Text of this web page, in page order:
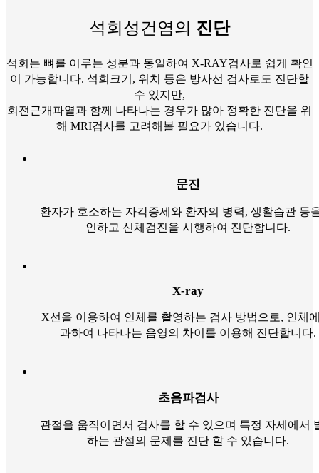
석회성건염의 진단
석회는 뼈를 이루는 성분과 동일하여 X-RAY검사로 쉽게 확인
이 가능합니다. 석회크기, 위치 등은 방사선 검사로도 진단할
수 있지만,
회전근개파열과 함께 나타나는 경우가 많아 정확한 진단을 위
해 MRI검사를 고려해볼 필요가 있습니다.
문진
환자가 호소하는 자각증세와 환자의 병력, 생활습관 등
인하고 신체검진을 시행하여 진단합니다.
X-ray
X선을 이용하여 인체를 촬영하는 검사 방법으로, 인체
과하여 나타나는 음영의 차이를 이용해 진단합니다.
초음파검사
관절을 움직이면서 검사를 할 수 있으며 특정 자세에서
하는 관절의 문제를 진단 할 수 있습니다.